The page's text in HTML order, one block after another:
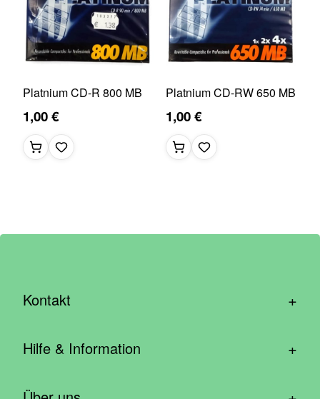
Platnium CD-R 800 MB
1,00 €
Platnium CD-RW 650 MB
1,00 €
Kontakt +
Kontaktformular
Hilfe & Information +